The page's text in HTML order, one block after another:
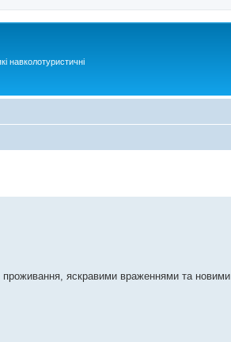
навколотуристичні
яскравими враженнями та новими